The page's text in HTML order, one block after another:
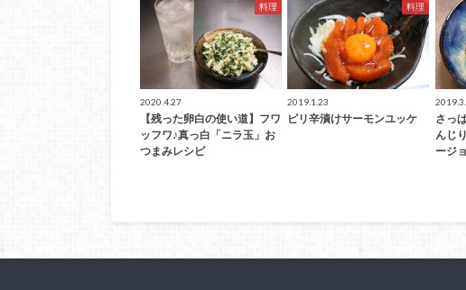
料理
2020.4.27
【残った卵白の使い道】フワ
ッフワ♪真っ白「ニラ玉」お
つまみレシピ
料理
2019.1.23
ピリ辛漬けサーモンユッケ
さっ
んじ
ージ